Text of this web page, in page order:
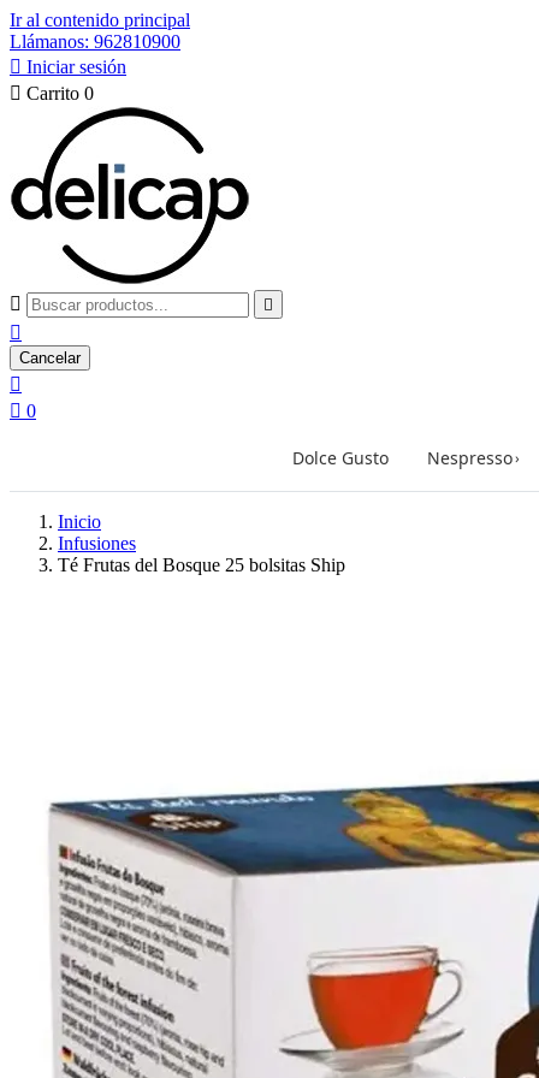
Ir al contenido principal
Llámanos: 962810900
 Iniciar sesión
 Carrito 0
 

Cancelar

 0
Dolce Gusto Nespresso›
Inicio
Infusiones
Té Frutas del Bosque 25 bolsitas Ship